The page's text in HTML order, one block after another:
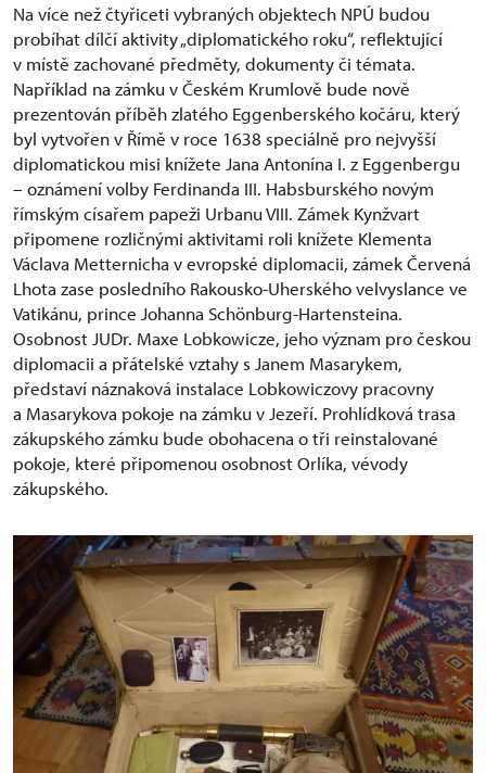
Na více než čtyřiceti vybraných objektech NPÚ budou
probíhat dílčí aktivity „diplomatického roku“, reflektující
v místě zachované předměty, dokumenty či témata.
Například na zámku v Českém Krumlově bude nově
prezentován příběh zlatého Eggenberského kočáru, který
byl vytvořen v Římě v roce 1638 speciálně pro nejvyšší
diplomatickou misi knížete Jana Antonína I. z Eggenbergu
– oznámení volby Ferdinanda III. Habsburského novým
římským císařem papeži Urbanu VIII. Zámek Kynžvart
připomene rozličnými aktivitami roli knížete Klementa
Václava Metternicha v evropské diplomacii, zámek Červená
Lhota zase posledního Rakousko-Uherského velvyslance ve
Vatikánu, prince Johanna Schönburg-Hartensteina.
Osobnost JUDr. Maxe Lobkowicze, jeho význam pro českou
diplomacii a přátelské vztahy s Janem Masarykem,
představí náznaková instalace Lobkowiczovy pracovny
a Masarykova pokoje na zámku v Jezeří. Prohlídková trasa
zákupského zámku bude obohacena o tři reinstalované
pokoje, které připomenou osobnost Orlíka, vévody
zákupského.